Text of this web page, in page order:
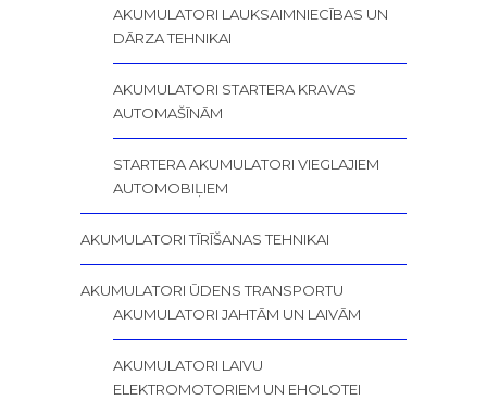
AKUMULATORI LAUKSAIMNIECĪBAS UN
DĀRZA TEHNIKAI
AKUMULATORI STARTERA KRAVAS
AUTOMAŠĪNĀM
STARTERA AKUMULATORI VIEGLAJIEM
AUTOMOBIĻIEM
AKUMULATORI TĪRĪŠANAS TEHNIKAI
AKUMULATORI ŪDENS TRANSPORTU
AKUMULATORI JAHTĀM UN LAIVĀM
AKUMULATORI LAIVU
ELEKTROMOTORIEM UN EHOLOTEI